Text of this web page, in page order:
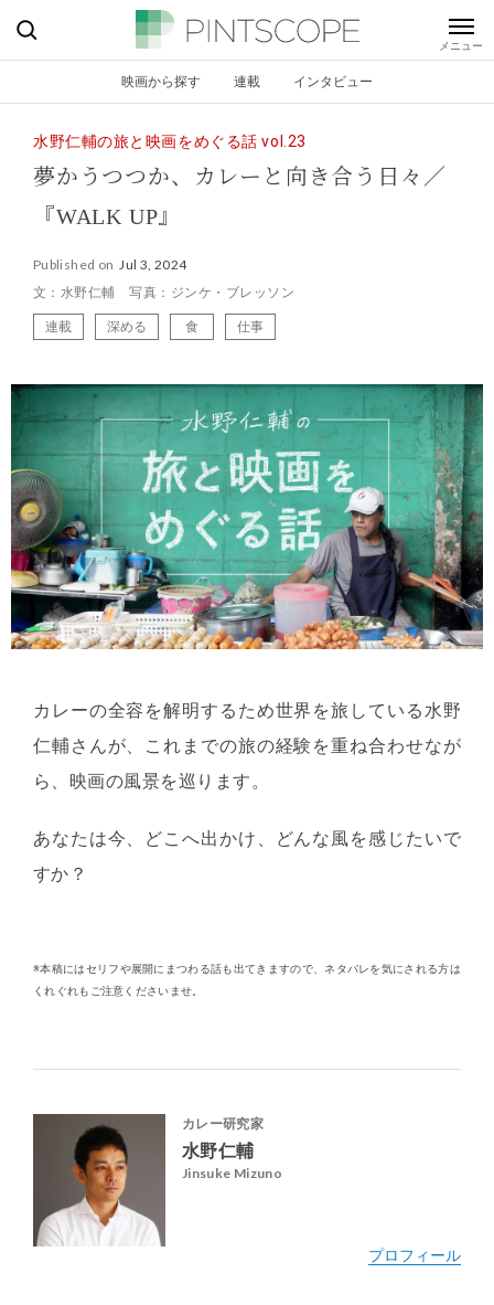
映画から探す 連載 インタビュー
水野仁輔の旅と映画をめぐる話 vol.23
夢かうつつか、カレーと向き合う日々／
『WALK UP』
Published on Jul 3, 2024
文：水野仁輔 写真：ジンケ・ブレッソン
連載 深める 食 仕事
カレーの全容を解明するため世界を旅している水野
仁輔さんが、これまでの旅の経験を重ね合わせなが
ら、映画の風景を巡ります。
あなたは今、どこへ出かけ、どんな風を感じたいで
すか？
※本稿にはセリフや展開にまつわる話も出てきますので、ネタバレを気にされる方は
くれぐれもご注意くださいませ。
カレー研究家
水野仁輔
Jinsuke Mizuno